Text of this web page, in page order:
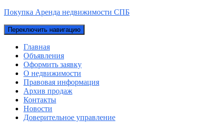
Покупка Аренда недвижимости СПБ
Переключить навигацию
Главная
Объявления
Оформить заявку
О недвижимости
Правовая информация
Архив продаж
Контакты
Новости
Доверительное управление